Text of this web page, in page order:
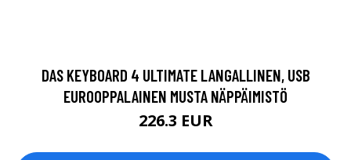
DAS KEYBOARD 4 ULTIMATE LANGALLINEN, USB
EUROOPPALAINEN MUSTA NÄPPÄIMISTÖ
226.3 EUR